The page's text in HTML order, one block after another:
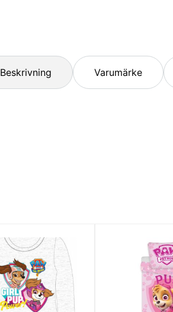
Beskrivning Varumärke